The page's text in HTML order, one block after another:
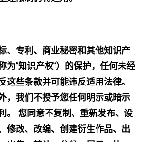
、专利、商业秘密和其他知识产
为“知识产权”）的保护，任何未经
这些条款并可能违反适用法律。
，我们不授予您任何明示或暗示
。 您同意不复制、重新发布、设
修改、改编、创建衍生作品、出